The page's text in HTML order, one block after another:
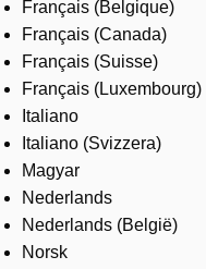
Français (Belgique)
Français (Canada)
Français (Suisse)
Français (Luxembourg)
Italiano
Italiano (Svizzera)
Magyar
Nederlands
Nederlands (België)
Norsk